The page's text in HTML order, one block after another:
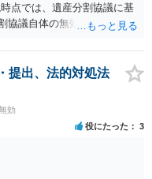
点では、遺産分割協議に基
協議自体の無効を裁判所が
祖母様の認知能力に関する
の効力が否定される可能性
加わっていること ・御祖母
にあったかの立証が困難
議の効力が否定される可能
非常に高い）ということが
提出、法的対処法
効
役にたった 3